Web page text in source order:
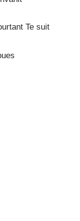
Te suit